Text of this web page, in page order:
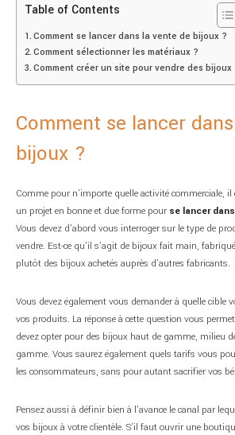
Table of Contents
Comment se lancer dans la vente de bijoux ?
Comment sélectionner les matériaux ?
Comment créer un site pour vendre des bijoux
Comment se lancer
bijoux ?
Comme pour n’importe quelle activité commerciale,
un projet en bonne et due forme pour se lancer
Vous devez d’abord vous interroger sur le type de
vendre. Est-ce qu’il s’agit de bijoux fait main,
plutôt des bijoux achetés auprès d’autres fabricants.
Vous devez également vous demander à quelle cible
vos produits. La réponse à cette question vous
devez opter pour des bijoux haut de gamme, milieu
gamme. Vous saurez également quels tarifs vous
les consommateurs, sans pour autant sacrifier vos
Pensez aussi à définir bien à l’avance le canal par
vos bijoux à votre clientèle. S’il faut ouvrir une